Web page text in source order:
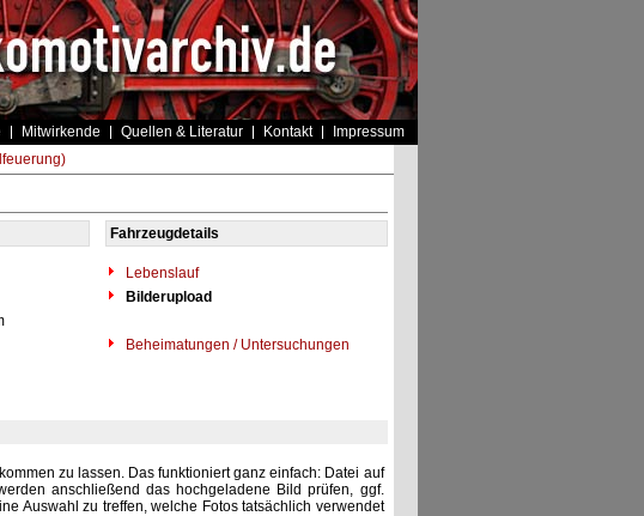
Mitwirkende Quellen & Literatur Kontakt Impressum
Fahrzeugdetails
Lebenslauf
Bilderupload
Beheimatungen / Untersuchungen
zu lassen. Das funktioniert ganz einfach: Datei auf
anschließend das hochgeladene Bild prüfen, ggf.
Auswahl zu treffen, welche Fotos tatsächlich verwendet